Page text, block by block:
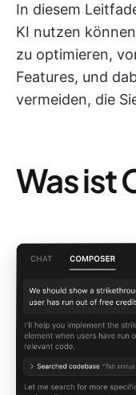
In diesem
KI nutzen
zu optimieren,
Features, und
vermeiden, die
Was ist